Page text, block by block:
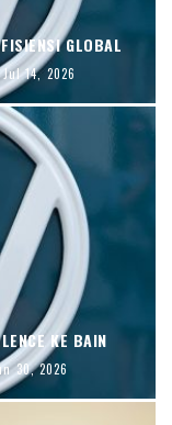
GLOBAL
Jul 14, 2026
KE BAIN
30, 2026